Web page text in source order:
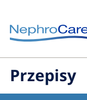
Europe
Czech Republic
Przepisy